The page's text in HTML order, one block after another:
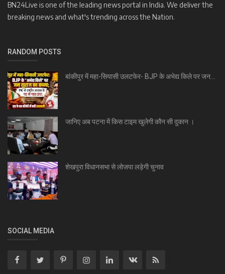
BN24Live is one of the leading news portal in India. We deliver the
breaking news and what's trending across the Nation.
RANDOM POSTS
बांकीपुर में महा-सियासी उलटफेर- BJP के अभेद्य किले पर जन...
जानिए अब पटना में किस टाइम खुलेगी कौन सी दुकान ।
शेखपुरा विधानसभा से लोजपा लड़ेगी चुनाव
SOCIAL MEDIA